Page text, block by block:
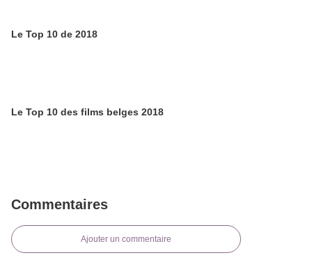
Le Top 10 de 2018
Le Top 10 des films belges 2018
Commentaires
Ajouter un commentaire